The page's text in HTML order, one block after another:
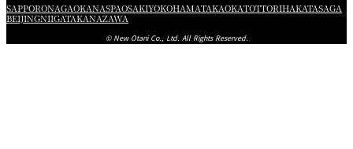
SAPPORONAGAOKANASPAOSAKIYOKOHAMATAKAOKATOTTORIHAKATASAGA
BEIJINGNIIGATAKANAZAWA
© New Otani Co., Ltd. All Rights Reserved.